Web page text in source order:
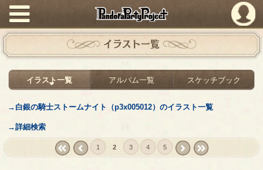
PandoraPartyProject
イラスト一覧
イラスト一覧 アルバム一覧 スケッチブック
→白銀の騎士ストームナイト（p3x005012）のイラスト一覧
→詳細検索
1 2 3 4 5